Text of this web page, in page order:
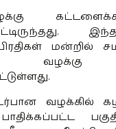
மன்றில்
வழக்கு
வழக்கில்